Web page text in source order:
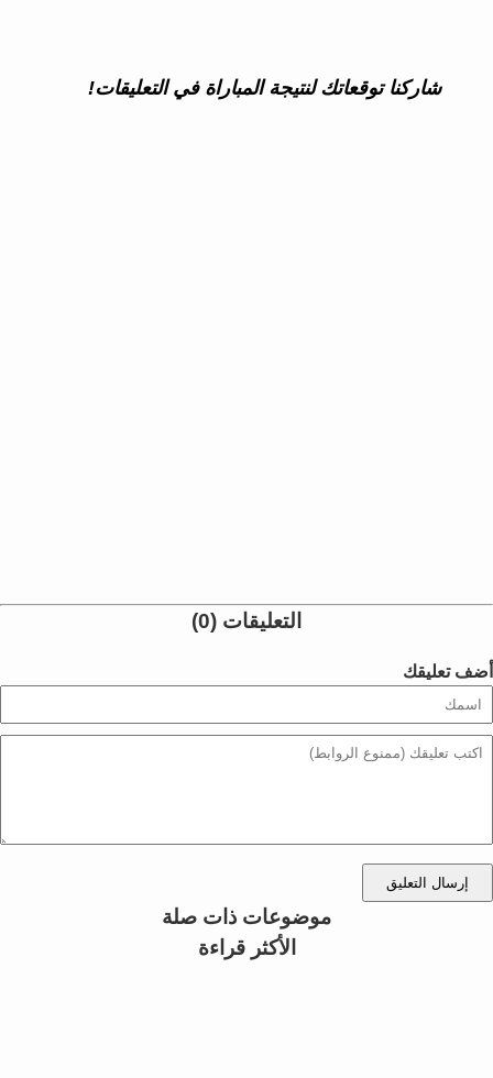
شاركنا توقعاتك لنتيجة المباراة في التعليقات!
التعليقات (0)
أضف تعليقك
إرسال التعليق
موضوعات ذات صلة
الأكثر قراءة